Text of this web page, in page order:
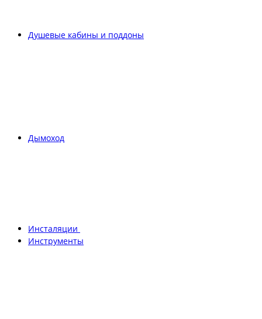
Душевые кабины и поддоны
Дымоход
Инсталяции
Инструменты